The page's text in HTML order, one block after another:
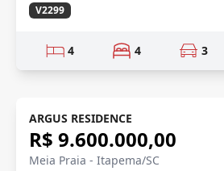
V2299
4 4 3
80M DA PRAIA
Vídeo
ARGUS RESIDENCE
R$ 9.600.000,00
Meia Praia - Itapema/SC